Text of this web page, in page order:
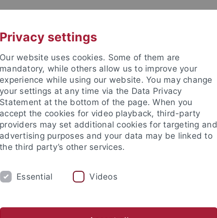
FORSCHUNG EINRICHTUNGEN
Universitätsbibliothek Zentrum für Datenverarbeitung
Privacy settings
Our website uses cookies. Some of them are
mandatory, while others allow us to improve your
experience while using our website. You may change
your settings at any time via the Data Privacy
Statement at the bottom of the page. When you
accept the cookies for video playback, third-party
providers may set additional cookies for targeting and
advertising purposes and your data may be linked to
the third party’s other services.
Essential Videos